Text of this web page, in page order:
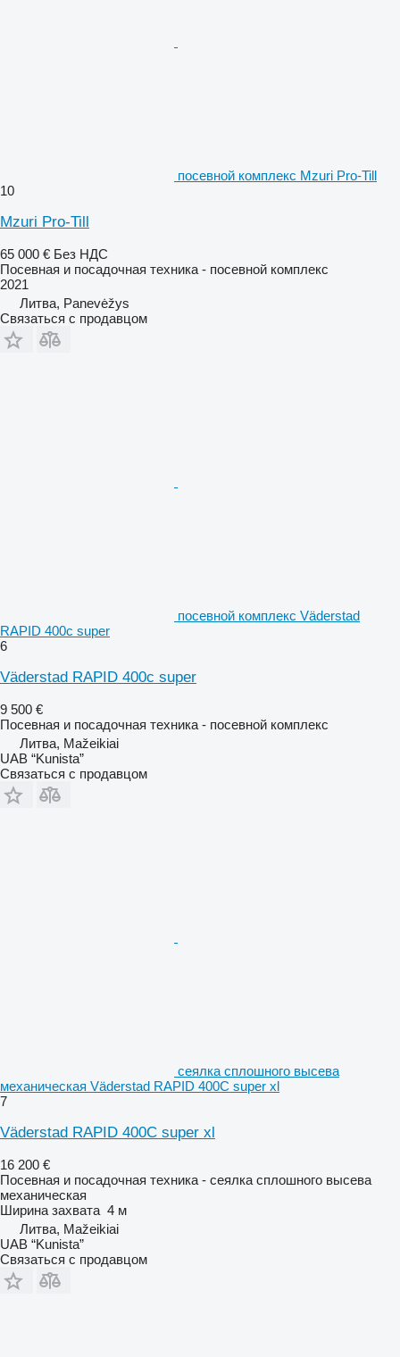
посевной комплекс Mzuri Pro-Till
10
Mzuri Pro-Till
65 000 € Без НДС
Посевная и посадочная техника - посевной комплекс
2021
Литва, Panevėžys
Связаться с продавцом
посевной комплекс Väderstad
RAPID 400c super
6
Väderstad RAPID 400c super
9 500 €
Посевная и посадочная техника - посевной комплекс
Литва, Mažeikiai
UAB “Kunista”
Связаться с продавцом
сеялка сплошного высева
механическая Väderstad RAPID 400C super xl
7
Väderstad RAPID 400C super xl
16 200 €
Посевная и посадочная техника - сеялка сплошного высева
механическая
Ширина захвата 4 м
Литва, Mažeikiai
UAB “Kunista”
Связаться с продавцом